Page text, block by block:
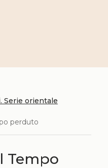
Serie orientale
perduto
Tempo